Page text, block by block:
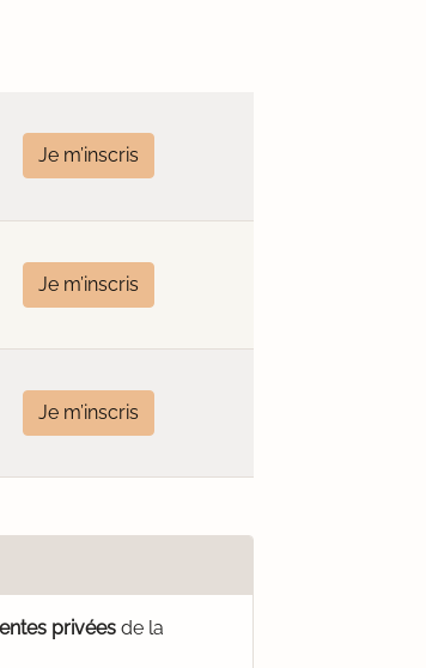
Je m’inscris
Je m’inscris
Je m’inscris
privées de la